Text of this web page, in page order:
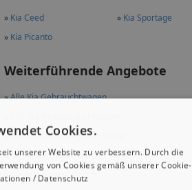
» Kia Ceed » Kia Sportage
» Kia Picanto
Weiterführende Angebote
»Alle Kia Gebrauchtwagen
»Kia Gebrauchtwagen in Kassel
»Neuwagen in Kassel
»Jahreswagen in Kassel
Cookies.
unserer Website zu verbessern. Durch die
von Cookies gemäß unserer Cookie-
/ Datenschutz